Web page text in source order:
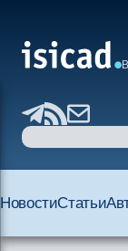
НовостиСтатьи